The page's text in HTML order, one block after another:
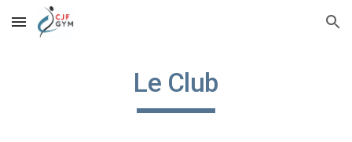
Skip to main content Skip to navigation
Le Club